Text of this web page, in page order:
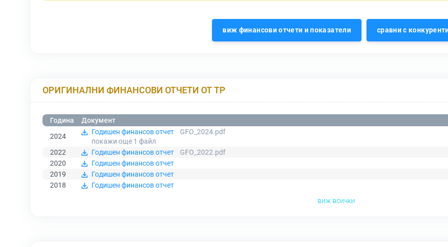
виж финансови отчети и показатели сравни с
ОРИГИНАЛНИ ФИНАНСОВИ ОТЧЕТИ ОТ ТР
Година
Документ
2024
Годишен финансов отчет
GFO_2024.pdf
покажи още 1 файл
2022
Годишен финансов отчет
GFO_2022.pdf
2020
Годишен финансов отчет
2019
Годишен финансов отчет
2018
Годишен финансов отчет
виж всички